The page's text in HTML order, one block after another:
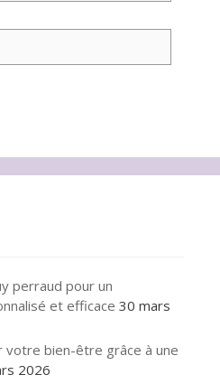
perraud pour un
et efficace 30 mars
votre bien-être grâce à une
2026